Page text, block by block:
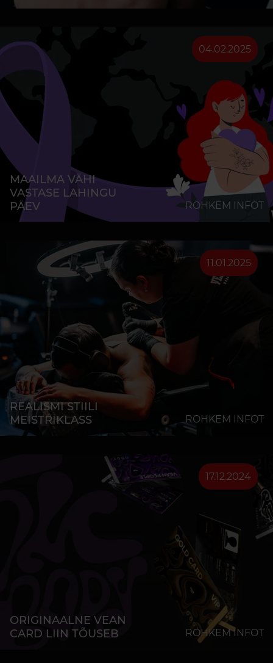
04.02.2025
MAAILMA VÄHI
VASTASE LAHINGU
PÄEV
ROHKEM INFOT
11.01.2025
REALISMI STIILI
MEISTRIKLASS
ROHKEM INFOT
17.12.2024
ORIGINAALNE VEAN
CARD LIIN TÕUSEB
ROHKEM INFOT